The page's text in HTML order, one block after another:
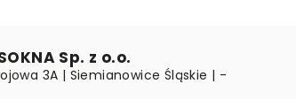
Sp. z o.o.
3A | Siemianowice Śląskie | -